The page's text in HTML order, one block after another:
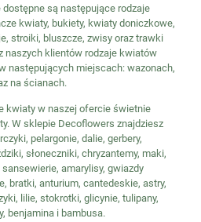
są następujące rodzaje
kwiaty, bukiety, kwiaty doniczkowe,
stroiki, bluszcze, zwisy oraz trawki
naszych klientów rodzaje kwiatów
następujących miejscach: wazonach,
na ścianach.
kwiaty w naszej ofercie świetnie
W sklepie Decoflowers znajdziesz
pelargonie, dalie, gerbery,
słoneczniki, chryzantemy, maki,
amarylisy, gwiazdy
bratki, anturium, cantedeskie, astry,
lilie, stokrotki, glicynie, tulipany,
benjamina i bambusa.